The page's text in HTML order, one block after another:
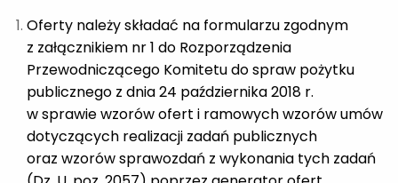
Oferty należy składać na formularzu zgodnym
z załącznikiem nr 1 do Rozporządzenia
Przewodniczącego Komitetu do spraw pożytku
publicznego z dnia 24 października 2018 r.
w sprawie wzorów ofert i ramowych wzorów umów
dotyczących realizacji zadań publicznych
oraz wzorów sprawozdań z wykonania tych zadań